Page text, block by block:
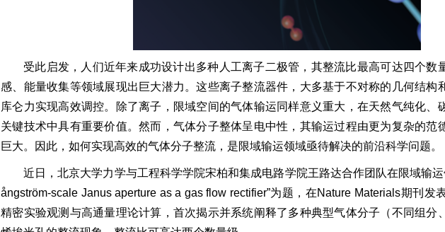
受此启发，人们近年来成功设计出多种人工离子二极管，其整流比最高可达四个数
感、能量收集等领域展现出巨大潜力。这些离子整流器件，大多基于不对称的几何结构
库仑力实现高效调控。除了离子，限域空间的气体输运同样意义重大，在天然气纯化、
关键技术中具有重要价值。然而，气体分子整体呈电中性，其输运过程由更为复杂的范
巨大。因此，如何实现高效的气体分子整流，是限域输运领域亟待解决的前沿科学问题。
近日，北京大学力学与工程科学学院宋柏和集成电路学院王路达合作团队在限域输
ångström-scale Janus aperture as a gas flow rectifier”为题，在Nature Materials期刊发
精密实验观测与高通量理论计算，首次揭示并系统阐释了多种典型气体分子（不同组分